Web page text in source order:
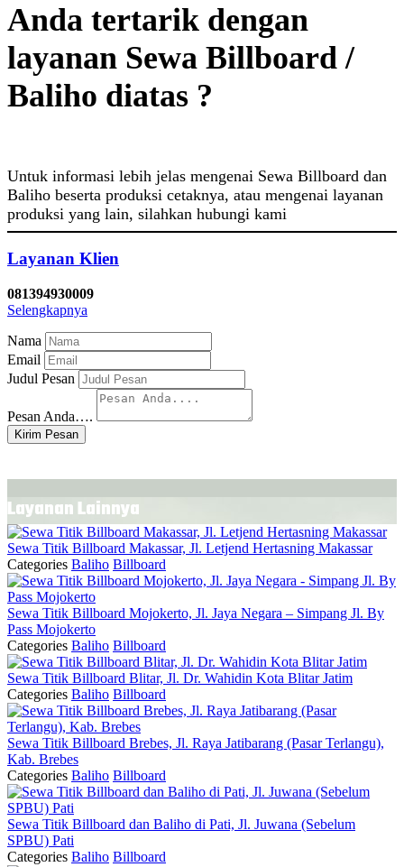
Anda tertarik dengan
layanan Sewa Billboard /
Baliho diatas ?
Untuk informasi lebih jelas mengenai Sewa Billboard dan
Baliho beserta produksi cetaknya, atau mengenai layanan
produksi yang lain, silahkan hubungi kami
Layanan Klien
081394930009
Selengkapnya
Nama
Email
Judul Pesan
Pesan Anda….
Kirim Pesan
Layanan Lainnya
Sewa Titik Billboard Makassar, Jl. Letjend Hertasning Makassar
Categories Baliho Billboard
Sewa Titik Billboard Mojokerto, Jl. Jaya Negara – Simpang Jl. By
Pass Mojokerto
Categories Baliho Billboard
Sewa Titik Billboard Blitar, Jl. Dr. Wahidin Kota Blitar Jatim
Categories Baliho Billboard
Sewa Titik Billboard Brebes, Jl. Raya Jatibarang (Pasar Terlangu),
Kab. Brebes
Categories Baliho Billboard
Sewa Titik Billboard dan Baliho di Pati, Jl. Juwana (Sebelum
SPBU) Pati
Categories Baliho Billboard